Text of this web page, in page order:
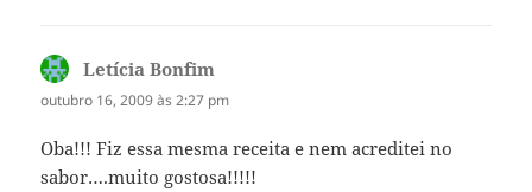
Letícia Bonfim
outubro 16, 2009 às 2:27 pm
Oba!!! Fiz essa mesma receita e nem acreditei no
sabor….muito gostosa!!!!!